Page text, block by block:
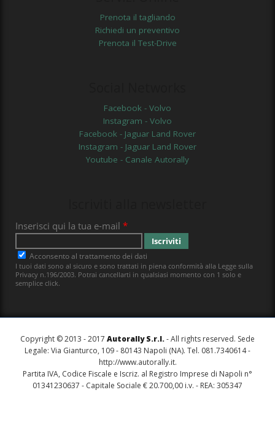
Prenota il tagliando
Richiedi un preventivo
Prenota il Test-Drive
Facebook - Volvo
Instagram - Volvo
Facebook - Jaguar Land Rover
Instagram - Jaguar Land Rover
Youtube - Canale Autorally
Copyright © 2013 - 2017 Autorally S.r.l.- All rights reserved. Sede
Legale: Via Gianturco, 109 - 80143 Napoli (NA). Tel. 081.7340614 -
http://www.autorally.it.
Partita IVA, Codice Fiscale e Iscriz. al Registro Imprese di Napoli n°
01341230637 - Capitale Sociale € 20.700,00 i.v. - REA: 305347